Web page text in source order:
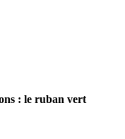
: le ruban vert